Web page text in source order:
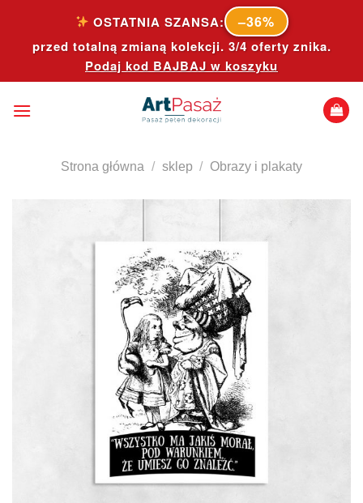
content
OSTATNIA SZANSA: –36%
przed totalną zmianą kolekcji. 3/4 oferty znika.
Podaj kod BAJBAJ w koszyku
Strona główna / sklep / Obrazy i plakaty